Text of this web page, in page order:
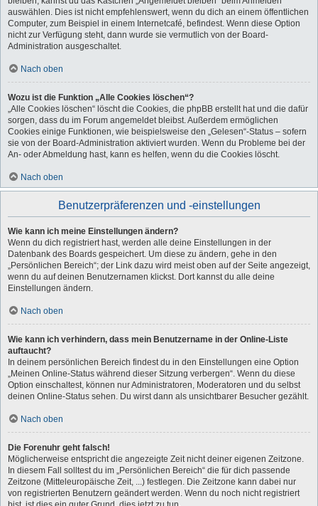
auswählen. Dies ist nicht empfehlenswert, wenn du dich an einem öffentlichen
Computer, zum Beispiel in einem Internetcafé, befindest. Wenn diese Option
nicht zur Verfügung steht, dann wurde sie vermutlich von der Board-
Administration ausgeschaltet.
Nach oben
Wozu ist die Funktion „Alle Cookies löschen“?
„Alle Cookies löschen“ löscht die Cookies, die phpBB erstellt hat und die dafür
sorgen, dass du im Forum angemeldet bleibst. Außerdem ermöglichen
Cookies einige Funktionen, wie beispielsweise den „Gelesen“-Status – sofern
sie von der Board-Administration aktiviert wurden. Wenn du Probleme bei der
An- oder Abmeldung hast, kann es helfen, wenn du die Cookies löscht.
Nach oben
Benutzerpräferenzen und -einstellungen
Wie kann ich meine Einstellungen ändern?
Wenn du dich registriert hast, werden alle deine Einstellungen in der
Datenbank des Boards gespeichert. Um diese zu ändern, gehe in den
„Persönlichen Bereich“; der Link dazu wird meist oben auf der Seite angezeigt,
wenn du auf deinen Benutzernamen klickst. Dort kannst du alle deine
Einstellungen ändern.
Nach oben
Wie kann ich verhindern, dass mein Benutzername in der Online-Liste
auftaucht?
In deinem persönlichen Bereich findest du in den Einstellungen eine Option
„Meinen Online-Status während dieser Sitzung verbergen“. Wenn du diese
Option einschaltest, können nur Administratoren, Moderatoren und du selbst
deinen Online-Status sehen. Du wirst dann als unsichtbarer Besucher gezählt.
Nach oben
Die Forenuhr geht falsch!
Möglicherweise entspricht die angezeigte Zeit nicht deiner eigenen Zeitzone.
In diesem Fall solltest du im „Persönlichen Bereich“ die für dich passende
Zeitzone (Mitteleuropäische Zeit, ...) festlegen. Die Zeitzone kann dabei nur
von registrierten Benutzern geändert werden. Wenn du noch nicht registriert